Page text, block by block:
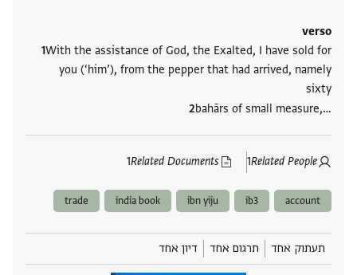
verso
With the assistance of God, the Exalted, I have sold for
you (‘him’), from the pepper that had arrived, namely
sixty
bahārs of small measure,‮…
Related People
1
Related Documents
1
account
ib3
ibn yiju
india book
trade
תעתוק אחד תרגום אחד דיון אחד